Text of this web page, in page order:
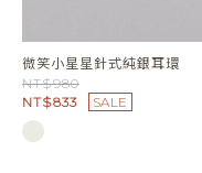
微笑小星星針式純銀耳環
NT$980
NT$833
SALE